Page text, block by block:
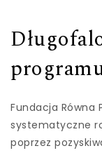
Fundacja Równa
systematyczne
poprzez